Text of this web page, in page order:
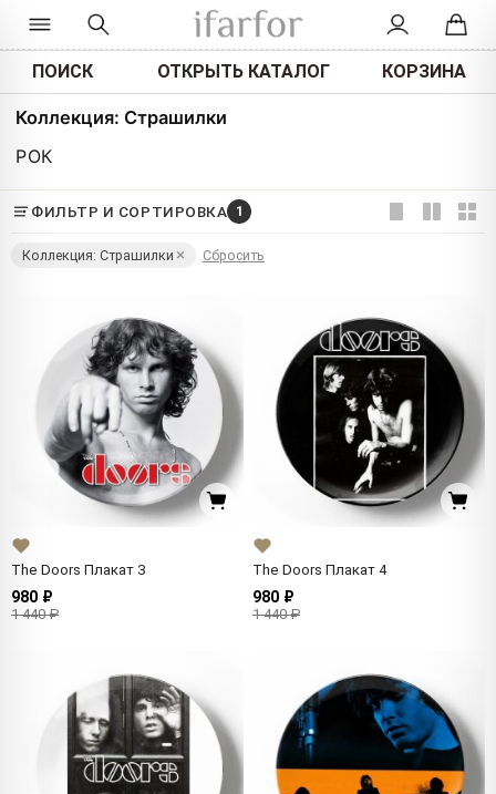
ПОИСК ОТКРЫТЬ КАТАЛОГ КОРЗИНА
Коллекция: Страшилки
РОК
ФИЛЬТР И СОРТИРОВКА 1
Коллекция: Страшилки Сбросить
The Doors Плакат 3
980 ₽
1 440 ₽
The Doors Плакат 4
980 ₽
1 440 ₽